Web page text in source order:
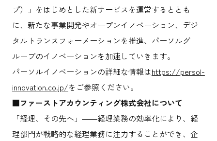
プ）」をはじめとした新サービスを運営するととも
に、新たな事業開発やオープンイノベーション、デジ
タルトランスフォーメーションを推進、パーソルグ
ループのイノベーションを加速していきます。
パーソルイノベーションの詳細な情報はhttps://persol-
innovation.co.jp/をご参照ください。
■ファーストアカウンティング株式会社について
「経理、その先へ」――経理業務の効率化により、経
理部門が戦略的な経理業務に注力することができ、企